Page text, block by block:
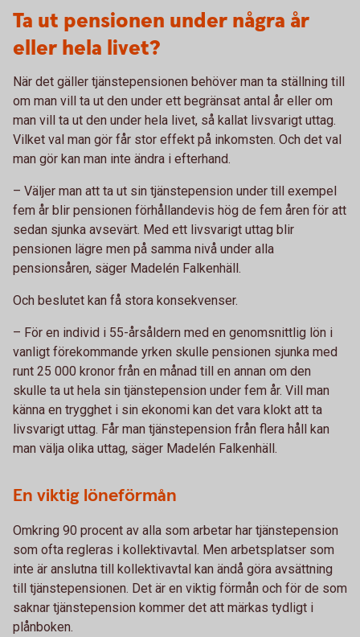
Ta ut pensionen under några år
eller hela livet?
När det gäller tjänstepensionen behöver man ta ställning till
om man vill ta ut den under ett begränsat antal år eller om
man vill ta ut den under hela livet, så kallat livsvarigt uttag.
Vilket val man gör får stor effekt på inkomsten. Och det val
man gör kan man inte ändra i efterhand.
– Väljer man att ta ut sin tjänstepension under till exempel
fem år blir pensionen förhållandevis hög de fem åren för att
sedan sjunka avsevärt. Med ett livsvarigt uttag blir
pensionen lägre men på samma nivå under alla
pensionsåren, säger Madelén Falkenhäll.
Och beslutet kan få stora konsekvenser.
– För en individ i 55-årsåldern med en genomsnittlig lön i
vanligt förekommande yrken skulle pensionen sjunka med
runt 25 000 kronor från en månad till en annan om den
skulle ta ut hela sin tjänstepension under fem år. Vill man
känna en trygghet i sin ekonomi kan det vara klokt att ta
livsvarigt uttag. Får man tjänstepension från flera håll kan
man välja olika uttag, säger Madelén Falkenhäll.
En viktig löneförmån
Omkring 90 procent av alla som arbetar har tjänstepension
som ofta regleras i kollektivavtal. Men arbetsplatser som
inte är anslutna till kollektivavtal kan ändå göra avsättning
till tjänstepensionen. Det är en viktig förmån och för de som
saknar tjänstepension kommer det att märkas tydligt i
plånboken.